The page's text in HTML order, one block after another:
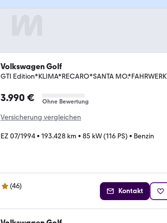
Volkswagen Golf
GTI Edition*KLIMA*RECARO*SANTA MO.*FAHRWERK
3.990 € Ohne Bewertung
Versicherung vergleichen
EZ 07/1994• 193.428 km • 85 kW (116 PS) • Benzin
(46)
Kontakt